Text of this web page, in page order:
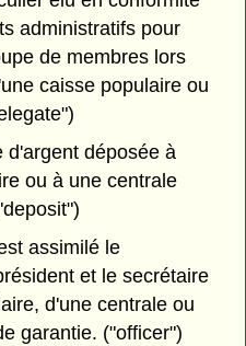
administratifs pour
de membres lors
caisse populaire ou
d'argent déposée à
ou à une centrale
assimilé le
et le secrétaire
d'une centrale ou
garantie. ("officer")